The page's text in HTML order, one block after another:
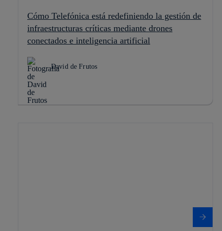
Cómo Telefónica está redefiniendo la gestión de
infraestructuras críticas mediante drones
conectados e inteligencia artificial
David de Frutos